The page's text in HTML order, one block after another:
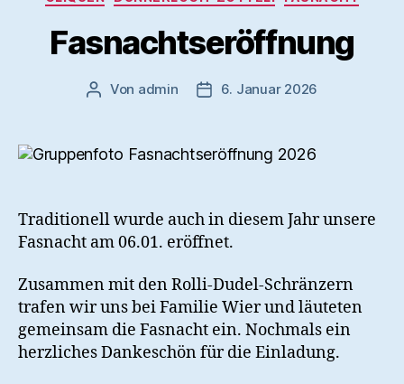
Fasnachtseröffnung
Beitragsautor
Von admin Veröffentlichungsdatum
6. Januar 2026
Traditionell wurde auch in diesem Jahr unsere
Fasnacht am 06.01. eröffnet.
Zusammen mit den Rolli-Dudel-Schränzern
trafen wir uns bei Familie Wier und läuteten
gemeinsam die Fasnacht ein. Nochmals ein
herzliches Dankeschön für die Einladung.